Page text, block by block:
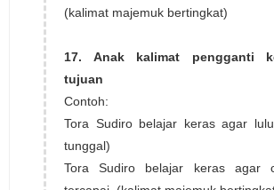
(kalimat majemuk bertingkat)
17. Anak kalimat pengganti
tujuan
Contoh:
Tora Sudiro belajar keras agar
tunggal)
Tora Sudiro belajar keras agar